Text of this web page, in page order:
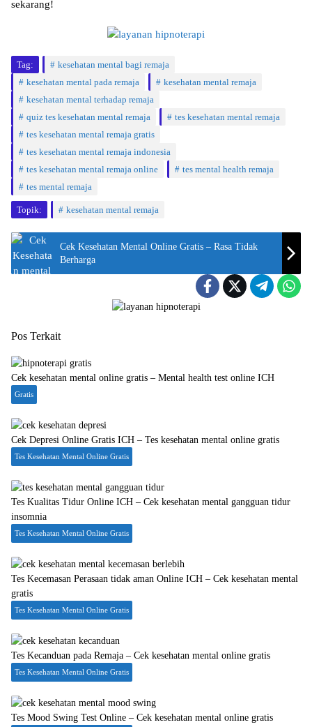
sekarang!
Tag:
kesehatan mental bagi remaja
kesehatan mental pada remaja
kesehatan mental remaja
kesehatan mental terhadap remaja
quiz tes kesehatan mental remaja
tes kesehatan mental remaja
tes kesehatan mental remaja gratis
tes kesehatan mental remaja indonesia
tes kesehatan mental remaja online
tes mental health remaja
tes mental remaja
Topik: kesehatan mental remaja
Cek Kesehatan Mental Online Gratis – Rasa Tidak
Berharga
Pos Terkait
Cek kesehatan mental online gratis – Mental health test online ICH
Gratis
Cek Depresi Online Gratis ICH – Tes kesehatan mental online gratis
Tes Kesehatan Mental Online Gratis
Tes Kualitas Tidur Online ICH – Cek kesehatan mental gangguan tidur
insomnia
Tes Kesehatan Mental Online Gratis
Tes Kecemasan Perasaan tidak aman Online ICH – Cek kesehatan mental
gratis
Tes Kesehatan Mental Online Gratis
Tes Kecanduan pada Remaja – Cek kesehatan mental online gratis
Tes Kesehatan Mental Online Gratis
Tes Mood Swing Test Online – Cek kesehatan mental online gratis